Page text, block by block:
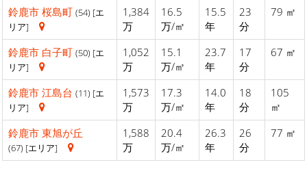
鈴鹿市 桜島町 (54) [エ
リア]
1,384
万
16.5
万/㎡
15.5
年
23
分
79 ㎡
鈴鹿市 白子町 (50) [エ
リア]
1,052
万
15.1
万/㎡
23.7
年
17
分
67 ㎡
鈴鹿市 江島台 (11) [エ
リア]
1,573
万
17.3
万/㎡
14.0
年
18
分
105
㎡
鈴鹿市 東旭が丘
(67) [エリア]
1,588
万
20.4
万/㎡
26.3
年
26
分
77 ㎡